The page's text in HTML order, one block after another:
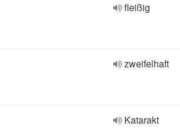
fleißig
zweifelhaft
Katarakt